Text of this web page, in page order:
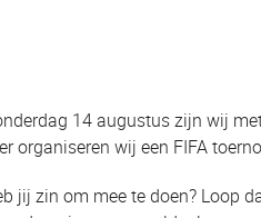
14 augustus zijn wij
organiseren wij een FIFA
jij zin om mee te doen? Loop